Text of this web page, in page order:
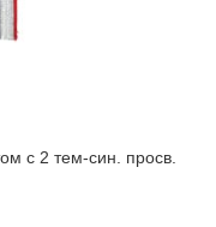
с 2 тем-син. просв.